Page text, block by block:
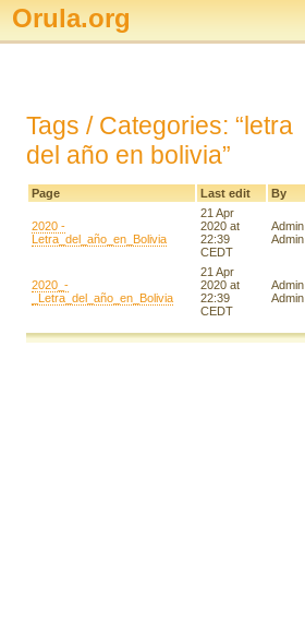
Orula.org
Tags / Categories: “letra
del año en bolivia”
Page Last edit By
2020 -
Letra_del_año_en_Bolivia
21 Apr
2020 at
22:39
CEDT
Admin
Admin
2020_-
_Letra_del_año_en_Bolivia
21 Apr
2020 at
22:39
CEDT
Admin
Admin